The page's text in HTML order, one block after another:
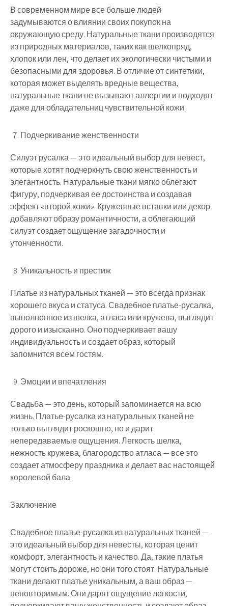
В современном мире все больше людей
задумываются о влиянии своих покупок на
окружающую среду. Натуральные ткани производятся
из природных материалов, таких как шелкопряд,
хлопок или лен, что делает их экологически чистыми и
безопасными для здоровья. В отличие от синтетики,
которая может выделять вредные вещества,
натуральные ткани не вызывают аллергии и подходят
даже для обладательниц чувствительной кожи.
Подчеркивание женственности
Силуэт русалка — это идеальный выбор для невест,
которые хотят подчеркнуть свою женственность и
элегантность. Натуральные ткани мягко облегают
фигуру, подчеркивая ее достоинства и создавая
эффект «второй кожи». Кружевные вставки или декор
добавляют образу романтичности, а облегающий
силуэт создает ощущение загадочности и
утонченности.
Уникальность и престиж
Платье из натуральных тканей — это всегда признак
хорошего вкуса и статуса. Свадебное платье-русалка,
выполненное из шелка, атласа или кружева, выглядит
дорого и изысканно. Оно подчеркивает вашу
индивидуальность и создает образ, который
запомнится всем гостям.
Эмоции и впечатления
Свадьба — это день, который запоминается на всю
жизнь. Платье-русалка из натуральных тканей не
только выглядит роскошно, но и дарит
непередаваемые ощущения. Легкость шелка,
нежность кружева, благородство атласа — все это
создает атмосферу праздника и делает вас настоящей
королевой бала.
Заключение
Свадебное платье-русалка из натуральных тканей —
это идеальный выбор для невесты, которая ценит
комфорт, элегантность и качество. Да, такие платья
могут стоить дороже, но они того стоят. Натуральные
ткани делают платье уникальным, а ваш образ —
неповторимым. Они дарят ощущение легкости,